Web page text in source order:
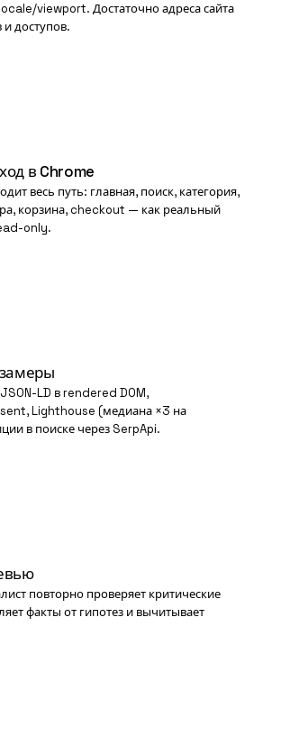
viewport. Достаточно адреса сайта
доступов.
в Chrome
весь путь: главная, поиск, категория,
корзина, checkout — как реальный
only.
LD в rendered DOM,
Lighthouse (медиана ×3 на
в поиске через SerpApi.
повторно проверяет критические
факты от гипотез и вычитывает